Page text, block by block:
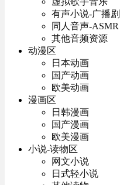
有声小说-广播剧
同人音声-
其他音频资源
动漫区
日本动画
国产动画
欧美动画
漫画区
日韩漫画
国产漫画
欧美漫画
小说-读物区
网文小说
日式轻小说